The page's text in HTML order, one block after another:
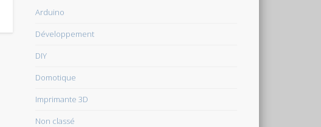
Arduino
Développement
DIY
Domotique
Imprimante 3D
Non classé